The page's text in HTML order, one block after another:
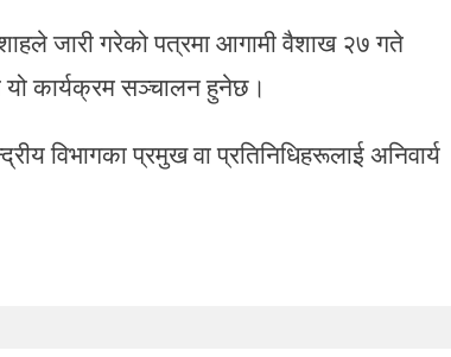
जारी गरेको पत्रमा आगामी वैशाख २७ गते
यो कार्यक्रम सञ्चालन हुनेछ।
विभागका प्रमुख वा प्रतिनिधिहरूलाई अनिवार्य